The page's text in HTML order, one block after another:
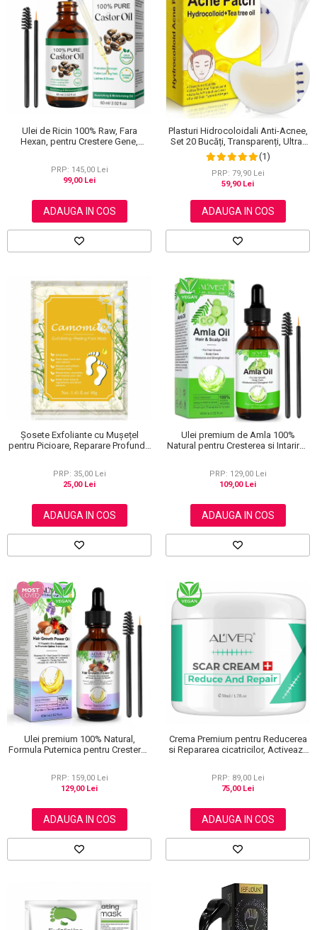
Ulei de Ricin 100% Raw, Fara
Hexan, pentru Crestere Gene,
PRP: 145,00 Lei
99,00 Lei
ADAUGA IN COS
Plasturi Hidrocoloidali Anti-Acnee,
Set 20 Bucăți, Transparenți, Ultra-
subțiri, Formulă Premium
(1)
PRP: 79,90 Lei
59,90 Lei
ADAUGA IN COS
Șosete Exfoliante cu Mușețel
pentru Picioare, Reparare Profundă
PRP: 35,00 Lei
25,00 Lei
ADAUGA IN COS
Ulei premium de Amla 100%
Natural pentru Cresterea si Intarirea
PRP: 129,00 Lei
109,00 Lei
ADAUGA IN COS
Ulei premium 100% Natural,
Formula Puternica pentru Cresterea
PRP: 159,00 Lei
129,00 Lei
ADAUGA IN COS
Crema Premium pentru Reducerea
si Repararea cicatricilor, Activeaza
PRP: 89,00 Lei
75,00 Lei
ADAUGA IN COS